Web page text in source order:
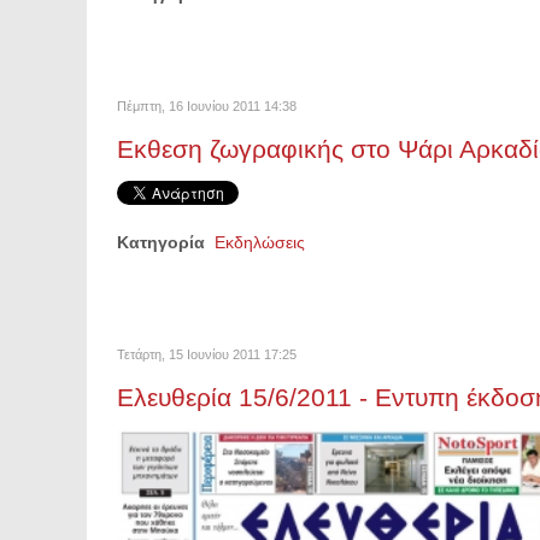
Πέμπτη, 16 Ιουνίου 2011 14:38
Εκθεση ζωγραφικής στο Ψάρι
Κατηγορία Εκδηλώσεις
Τετάρτη, 15 Ιουνίου 2011 17:25
Ελευθερία 15/6/2011 - Εντυπη